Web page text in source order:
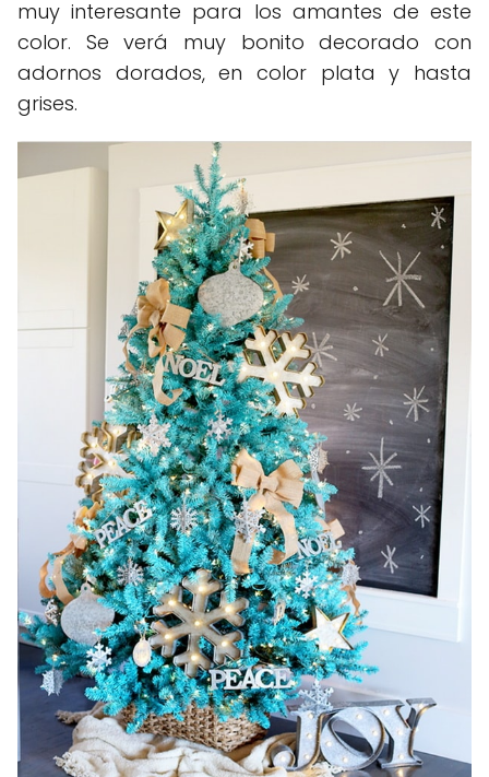
muy interesante para los amantes de este
color. Se verá muy bonito decorado con
adornos dorados, en color plata y hasta
grises.